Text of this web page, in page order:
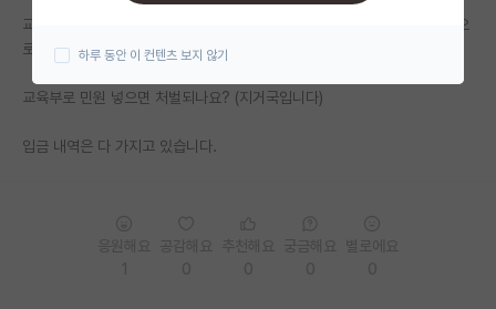
대학원 합격 후기 게시판
연구실(PI) 홍보 게시판
석박사 채용 정보 게시판
교수가 연구보조 장학금을 실장의 통장으로 입금하라 한후에 연구실 비품으
로 사용한다고 합니다.
교육부로 민원 넣으면 처벌되나요? (지거국입니다)
입금 내역은 다 가지고 있습니다.
하루 동안 이 컨텐츠 보지 않기